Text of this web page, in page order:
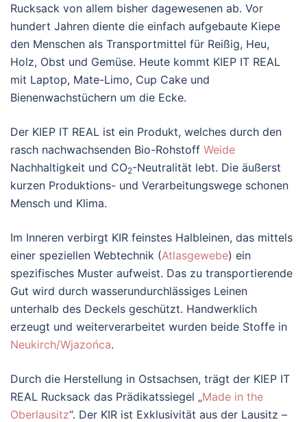
Rucksack von allem bisher dagewesenen ab. Vor
hundert Jahren diente die einfach aufgebaute Kiepe
den Menschen als Transportmittel für Reißig, Heu,
Holz, Obst und Gemüse. Heute kommt KIEP IT REAL
mit Laptop, Mate-Limo, Cup Cake und
Bienenwachstüchern um die Ecke.
Der KIEP IT REAL ist ein Produkt, welches durch den
rasch nachwachsenden Bio-Rohstoff Weide
Nachhaltigkeit und CO2-Neutralität lebt. Die äußerst
kurzen Produktions- und Verarbeitungswege schonen
Mensch und Klima.
Im Inneren verbirgt KIR feinstes Halbleinen, das mittels
einer speziellen Webtechnik (Atlasgewebe) ein
spezifisches Muster aufweist. Das zu transportierende
Gut wird durch wasserundurchlässiges Leinen
unterhalb des Deckels geschützt. Handwerklich
erzeugt und weiterverarbeitet wurden beide Stoffe in
Neukirch/Wjazońca.
Durch die Herstellung in Ostsachsen, trägt der KIEP IT
REAL Rucksack das Prädikatssiegel „Made in the
Oberlausitz“. Der KIR ist Exklusivität aus der Lausitz –